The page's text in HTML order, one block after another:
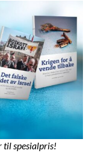
til spesialpris!